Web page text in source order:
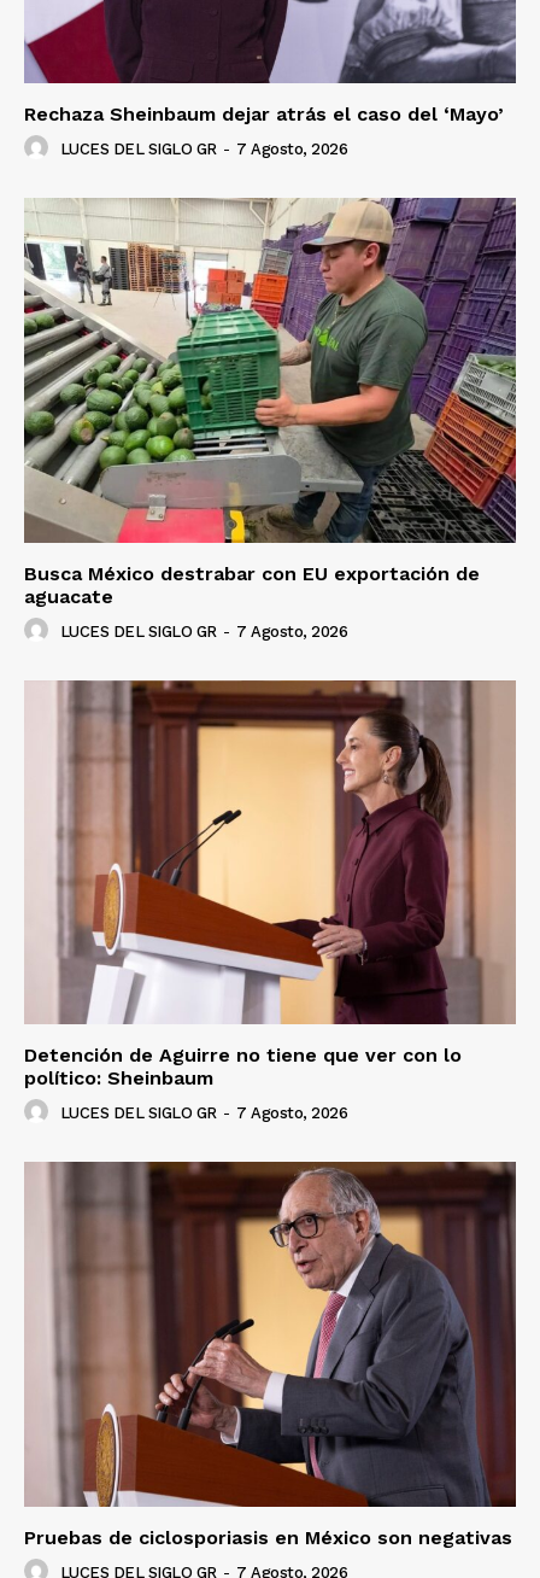
Luces
Del Siglo
Rechaza Sheinbaum dejar atrás el caso del ‘Mayo’
LUCES DEL SIGLO GR - 7 Agosto, 2026
Busca México destrabar con EU exportación de
aguacate
LUCES DEL SIGLO GR - 7 Agosto, 2026
Detención de Aguirre no tiene que ver con lo
político: Sheinbaum
LUCES DEL SIGLO GR - 7 Agosto, 2026
Pruebas de ciclosporiasis en México son negativas
LUCES DEL SIGLO GR - 7 Agosto, 2026